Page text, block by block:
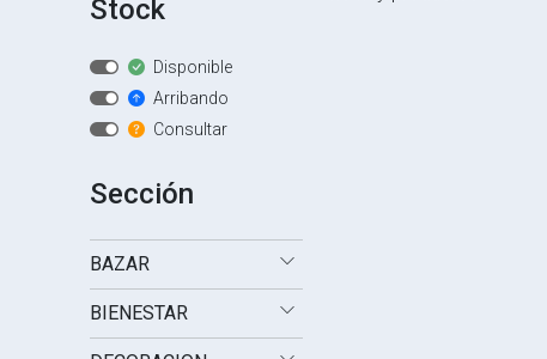
Stock
Disponible
Arribando
Consultar
Sección
BAZAR
BIENESTAR